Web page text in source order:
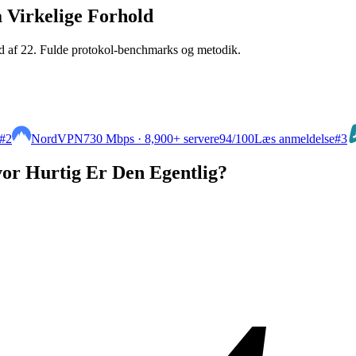
Virkelige Forhold
af 22. Fulde protokol-benchmarks og metodik.
#2 NordVPN730 Mbps · 8,900+ servere94/100Læs anmeldelse#3
Hurtig Er Den Egentlig?